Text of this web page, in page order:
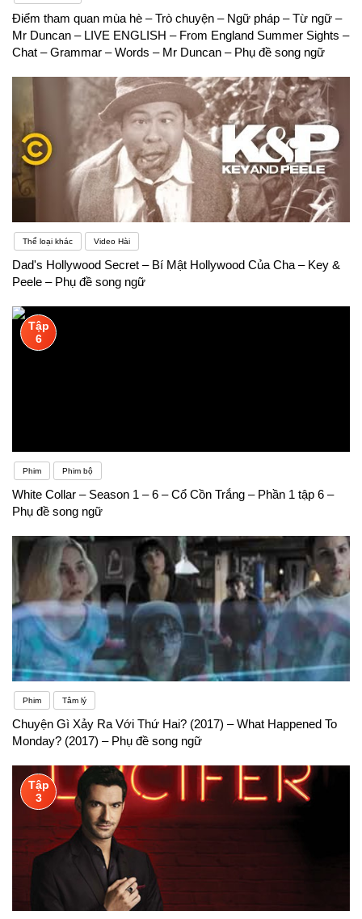
Điểm tham quan mùa hè – Trò chuyện – Ngữ pháp – Từ ngữ –
Mr Duncan – LIVE ENGLISH – From England Summer Sights –
Chat – Grammar – Words – Mr Duncan – Phụ đề song ngữ
Thể loại khác Video Hài
Dad's Hollywood Secret – Bí Mật Hollywood Của Cha – Key &
Peele – Phụ đề song ngữ
Tập
6
Phim Phim bộ
White Collar – Season 1 – 6 – Cổ Cồn Trắng – Phần 1 tập 6 –
Phụ đề song ngữ
Phim Tâm lý
Chuyện Gì Xảy Ra Với Thứ Hai? (2017) – What Happened To
Monday? (2017) – Phụ đề song ngữ
Tập
3